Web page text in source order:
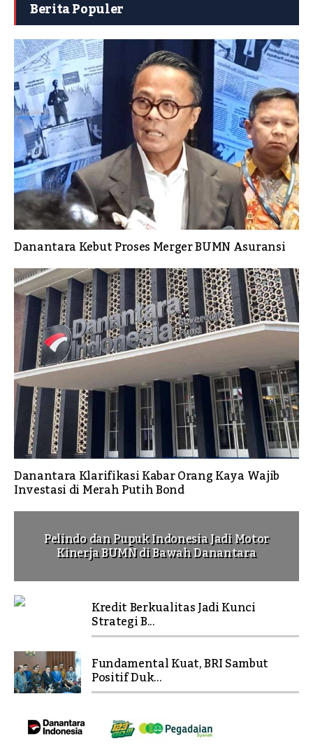
Berita Populer
Danantara Kebut Proses Merger BUMN Asuransi
Danantara Klarifikasi Kabar Orang Kaya Wajib
Investasi di Merah Putih Bond
Pelindo dan Pupuk Indonesia Jadi Motor
Kinerja BUMN di Bawah Danantara
Kredit Berkualitas Jadi Kunci
Strategi B...
Fundamental Kuat, BRI Sambut
Positif Duk...